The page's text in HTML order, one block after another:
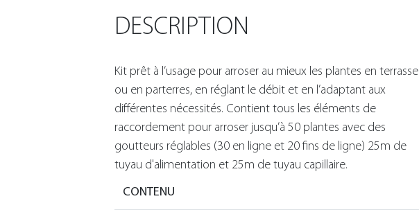
DESCRIPTION
Kit prêt à l’usage pour arroser au mieux les plantes en terrasse
ou en parterres, en réglant le débit et en l’adaptant aux
différentes nécessités. Contient tous les éléments de
raccordement pour arroser jusqu’à 50 plantes avec des
goutteurs réglables (30 en ligne et 20 fins de ligne) 25m de
tuyau d'alimentation et 25m de tuyau capillaire.
CONTENU